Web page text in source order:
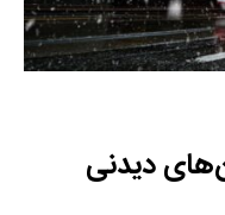
مکان‌های دیدنی